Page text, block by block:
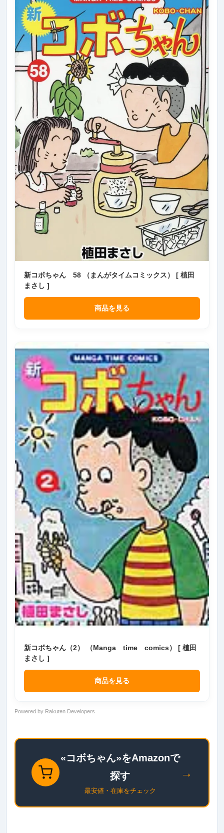
新コボちゃん 58 （まんがタイムコミックス） [ 植田
まさし ]
商品を見る
新コボちゃん（2） （Manga time comics） [ 植田
まさし ]
商品を見る
Powered by Rakuten Developers
«コボちゃん»をAmazonで
探す
最安値・在庫をチェック
→